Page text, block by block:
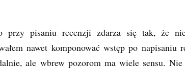
przy pisaniu recenzji zdarza się tak, że
nawet komponować wstęp po
ale wbrew pozorom ma wiele sensu.